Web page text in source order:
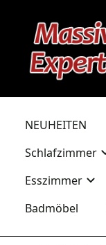
NEUHEITEN
Schlafzimmer
Esszimmer
Badmöbel